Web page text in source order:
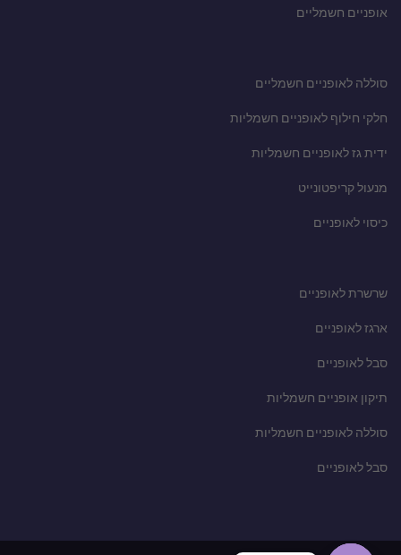
אופניים חשמליים
סוללה לאופניים חשמליים
חלקי חילוף לאופניים חשמליות
ידית גז לאופניים חשמליות
מנעול קריפטונייט
כיסוי לאופניים
שרשרת לאופניים
ארגז לאופניים
סבל לאופניים
תיקון אופניים חשמליות
סוללה לאופניים חשמליות
סבל לאופניים